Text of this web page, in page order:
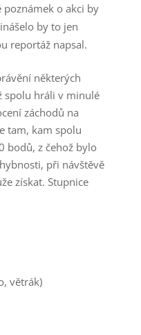
poznámek o akci by
by to jen
reportáž napsal.
některých
spolu hráli v minulé
záchodů na
tam, kam spolu
bodů, z čehož bylo
při návštěvě
získat. Stupnice
větrák)